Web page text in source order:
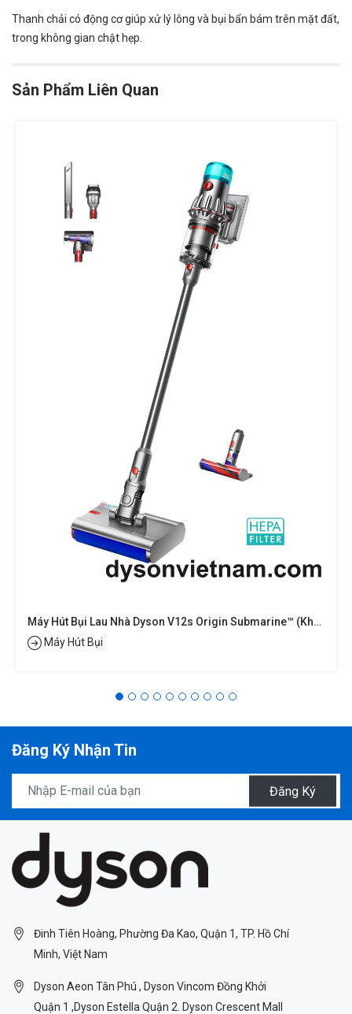
Thanh chải có động cơ giúp xử lý lông và bụi bẩn bám trên mặt đất,
trong không gian chật hẹp.
Sản Phẩm Liên Quan
Máy Hút Bụi Lau Nhà Dyson V12s Origin Submarine™ (khô Và Ướt)
Máy Hút Bụi
Đăng Ký Nhận Tin
Đăng Ký
Đinh Tiên Hoàng, Phường Đa Kao, Quận 1, TP. Hồ Chí
Minh, Việt Nam
Dyson Aeon Tân Phú , Dyson Vincom Đồng Khởi
Quận 1 ,Dyson Estella Quận 2. Dyson Crescent Mall